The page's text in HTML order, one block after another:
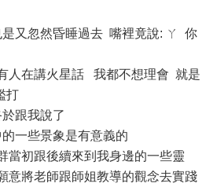
又忽然昏睡過去 嘴裡竟說: ㄚ 你
人在講火星話 我都不想理會 就是
打
跟我說了
一些景象是有意義的
當初跟後續來到我身邊的一些靈
意將老師跟師姐教導的觀念去實踐